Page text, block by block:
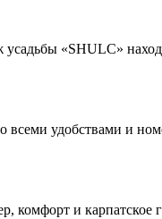
«SHULC»
всеми удобствами и
комфорт и карпатское